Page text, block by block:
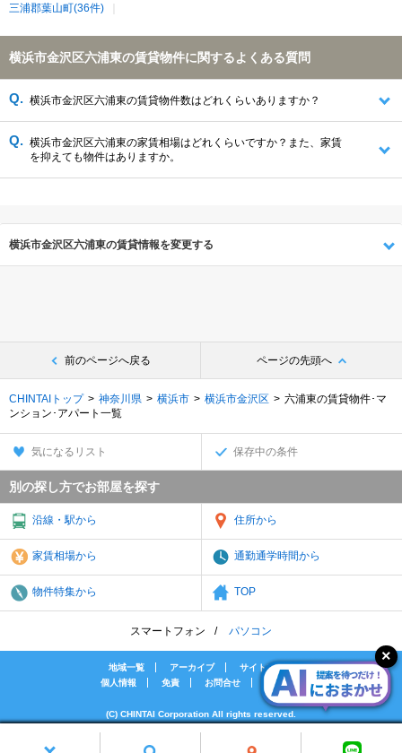
三浦郡葉山町(36件)
横浜市金沢区六浦東の賃貸物件に関するよくある質問
横浜市金沢区六浦東の賃貸物件数はどれくらいありますか？
横浜市金沢区六浦東の家賃相場はどれくらいですか？また、家賃
を抑えても物件はありますか。
横浜市金沢区六浦東の賃貸情報を変更する
前のページへ戻る ページの先頭へ
CHINTAIトップ 神奈川県 横浜市 横浜市金沢区
六浦東の賃貸物件･マ
ンション･アパート一覧
気になるリスト 保存中の条件
別の探し方でお部屋を探す
沿線・駅から 住所から
家賃相場から 通勤通学時間から
物件特集から TOP
スマートフォン パソコン
地域一覧 アーカイブ
サイトマップ
個人情報
免責 お問合せ 会社案内
(C) CHINTAI Corporation All rights reserved.
[PR]賃貸物件の疑問解決！教えてエイブルAGENT